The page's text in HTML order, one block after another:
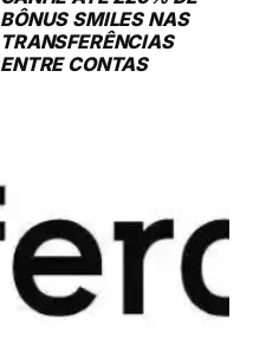
BÔNUS SMILES NAS
TRANSFERÊNCIAS
ENTRE CONTAS